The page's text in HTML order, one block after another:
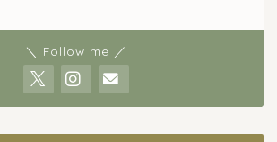
＼ Follow me ／